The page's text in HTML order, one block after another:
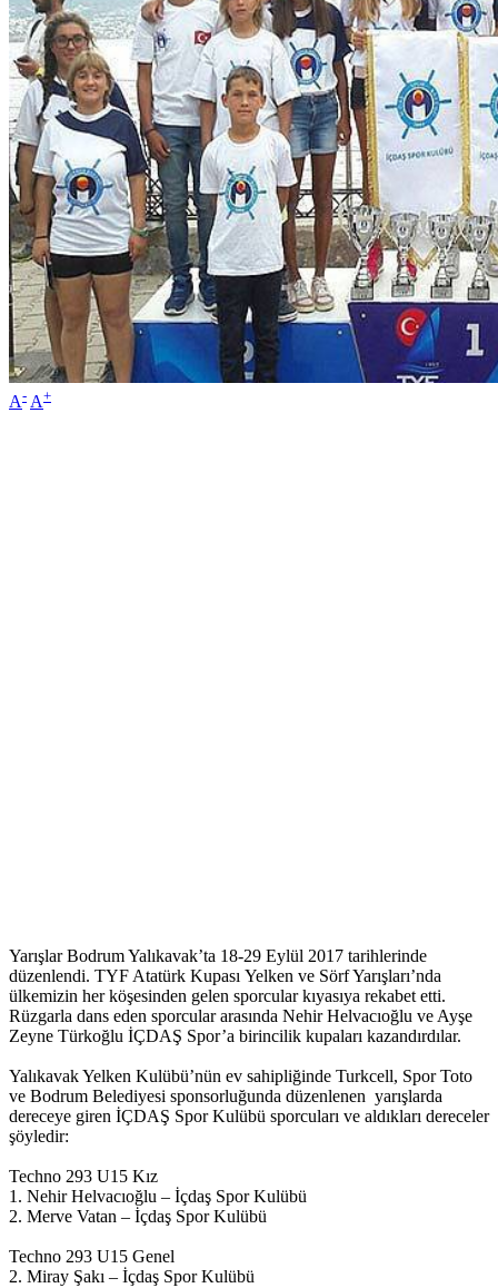
A- A+
Yarışlar Bodrum Yalıkavak’ta 18-29 Eylül 2017 tarihlerinde
düzenlendi. TYF Atatürk Kupası Yelken ve Sörf Yarışları’nda
ülkemizin her köşesinden gelen sporcular kıyasıya rekabet etti.
Rüzgarla dans eden sporcular arasında Nehir Helvacıoğlu ve Ayşe
Zeyne Türkoğlu İÇDAŞ Spor’a birincilik kupaları kazandırdılar.
Yalıkavak Yelken Kulübü’nün ev sahipliğinde Turkcell, Spor Toto
ve Bodrum Belediyesi sponsorluğunda düzenlenen yarışlarda
dereceye giren İÇDAŞ Spor Kulübü sporcuları ve aldıkları dereceler
şöyledir:
Techno 293 U15 Kız
1. Nehir Helvacıoğlu – İçdaş Spor Kulübü
2. Merve Vatan – İçdaş Spor Kulübü
Techno 293 U15 Genel
2. Miray Şakı – İçdaş Spor Kulübü